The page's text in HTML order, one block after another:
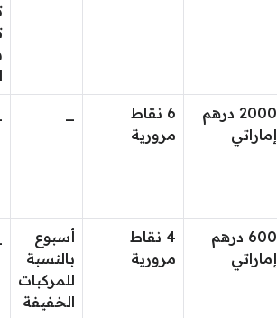
2000 درهم
إماراتي
6 نقاط
مرورية
600 درهم
إماراتي
4 نقاط
مرورية
أسبوع
بالنسبة
للمركبات
الخفيفة